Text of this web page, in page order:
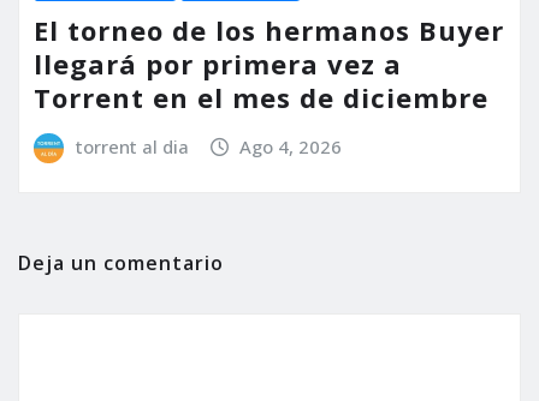
El torneo de los hermanos Buyer
llegará por primera vez a
Torrent en el mes de diciembre
torrent al dia Ago 4, 2026
Deja un comentario